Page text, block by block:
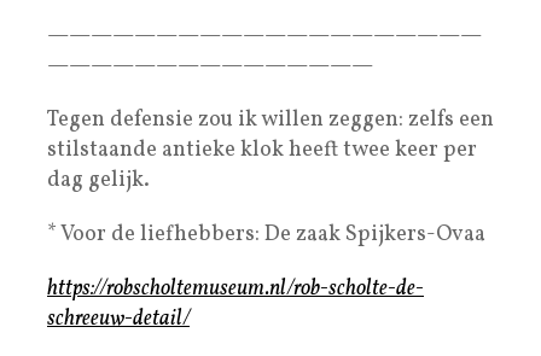
————————————————————
———————————————
Tegen defensie zou ik willen zeggen: zelfs een
stilstaande antieke klok heeft twee keer per
dag gelijk.
* Voor de liefhebbers: De zaak Spijkers-Ovaa
https://robscholtemuseum.nl/rob-scholte-de-
schreeuw-detail/